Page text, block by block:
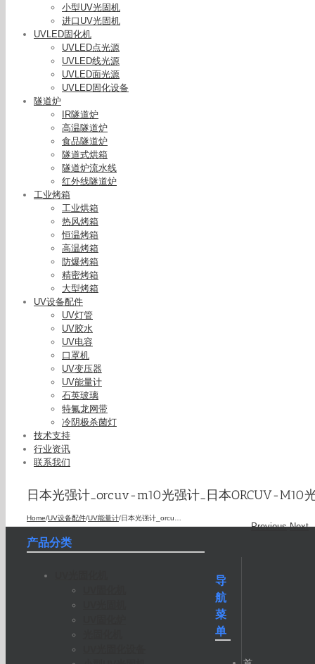
小型UV光固机
进口UV光固机
UVLED固化机
UVLED点光源
UVLED线光源
UVLED面光源
UVLED固化设备
隧道炉
IR隧道炉
高温隧道炉
食品隧道炉
隧道式烘箱
隧道炉流水线
红外线隧道炉
工业烤箱
工业烘箱
热风烤箱
恒温烤箱
高温烤箱
防爆烤箱
精密烤箱
大型烤箱
UV设备配件
UV灯管
UV胶水
UV电容
口罩机
UV变压器
UV能量计
石英玻璃
特氟龙网带
冷阴极杀菌灯
技术支持
行业资讯
联系我们
日本光强计_orcuv-m10光强计_日本ORCUV-M10
Home/UV设备配件/UV能量计/日本光强计_orcuv-m10光强计_日本ORCUV-M10光强计能量计辐射计
Previous Next
产品分类
导
航
菜
单